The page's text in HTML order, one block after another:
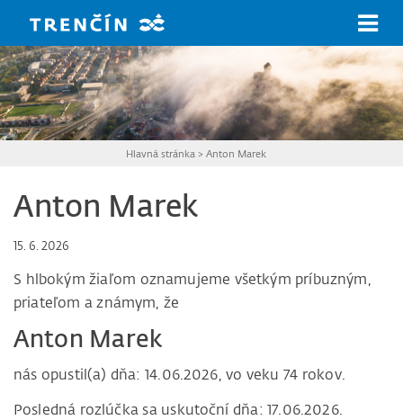
Hlavná stránka >Anton Marek
Anton Marek
15. 6. 2026
S hlbokým žiaľom oznamujeme všetkým príbuzným,
priateľom a známym, že
Anton Marek
nás opustil(a) dňa: 14.06.2026, vo veku 74 rokov.
Posledná rozlúčka sa uskutoční dňa: 17.06.2026.